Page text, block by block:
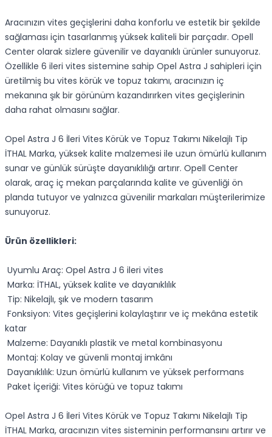
Aracınızın vites geçişlerini daha konforlu ve estetik bir şekilde
sağlaması için tasarlanmış yüksek kaliteli bir parçadır. Opell
Center olarak sizlere güvenilir ve dayanıklı ürünler sunuyoruz.
Özellikle 6 ileri vites sistemine sahip Opel Astra J sahipleri için
üretilmiş bu vites körük ve topuz takımı, aracınızın iç
mekanına şık bir görünüm kazandırırken vites geçişlerinin
daha rahat olmasını sağlar.
Opel Astra J 6 İleri Vites Körük ve Topuz Takımı Nikelajlı Tip
İTHAL Marka, yüksek kalite malzemesi ile uzun ömürlü kullanım
sunar ve günlük sürüşte dayanıklılığı artırır. Opell Center
olarak, araç iç mekan parçalarında kalite ve güvenliği ön
planda tutuyor ve yalnızca güvenilir markaları müşterilerimize
sunuyoruz.
Ürün özellikleri:
Uyumlu Araç: Opel Astra J 6 ileri vites
Marka: İTHAL, yüksek kalite ve dayanıklılık
Tip: Nikelajlı, şık ve modern tasarım
Fonksiyon: Vites geçişlerini kolaylaştırır ve iç mekâna estetik
katar
Malzeme: Dayanıklı plastik ve metal kombinasyonu
Montaj: Kolay ve güvenli montaj imkânı
Dayanıklılık: Uzun ömürlü kullanım ve yüksek performans
Paket İçeriği: Vites körüğü ve topuz takımı
Opel Astra J 6 İleri Vites Körük ve Topuz Takımı Nikelajlı Tip
İTHAL Marka, aracınızın vites sisteminin performansını artırır ve